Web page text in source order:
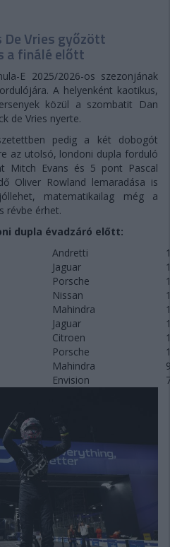
Vries győzött
a finálé előtt
E 2025/2026-os szezonjának
A helyenként kaotikus,
közül a szombatit Dan
de Vries nyerte.
pedig a két dobogót
az utolsó, londoni dupla forduló
Mitch Evans és 5 pont Pascal
Oliver Rowland lemaradása is
matematikailag még a
révbe érhet.
dupla évadzáró előtt:
Andretti
Jaguar
Porsche
Nissan
Mahindra
Jaguar
Citroen
Porsche
Mahindra
Envision